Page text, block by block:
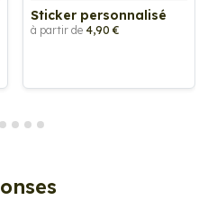
Sticker personnalisé
à partir de 4,90 €